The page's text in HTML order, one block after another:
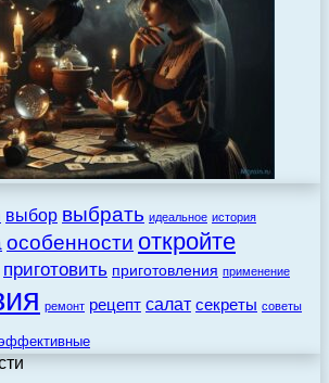
выбор выбрать идеальное история
особенности откройте
приготовить приготовления применение
ремонт рецепт салат секреты советы